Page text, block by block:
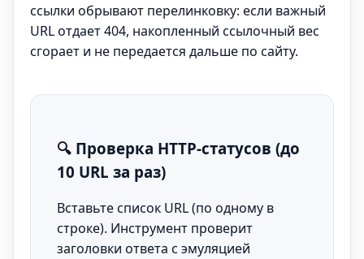
ссылки обрывают перелинковку: если важный
URL отдает 404, накопленный ссылочный вес
сгорает и не передается дальше по сайту.
🔍 Проверка HTTP‑статусов (до
10 URL за раз)
Вставьте список URL (по одному в
строке). Инструмент проверит
заголовки ответа с эмуляцией